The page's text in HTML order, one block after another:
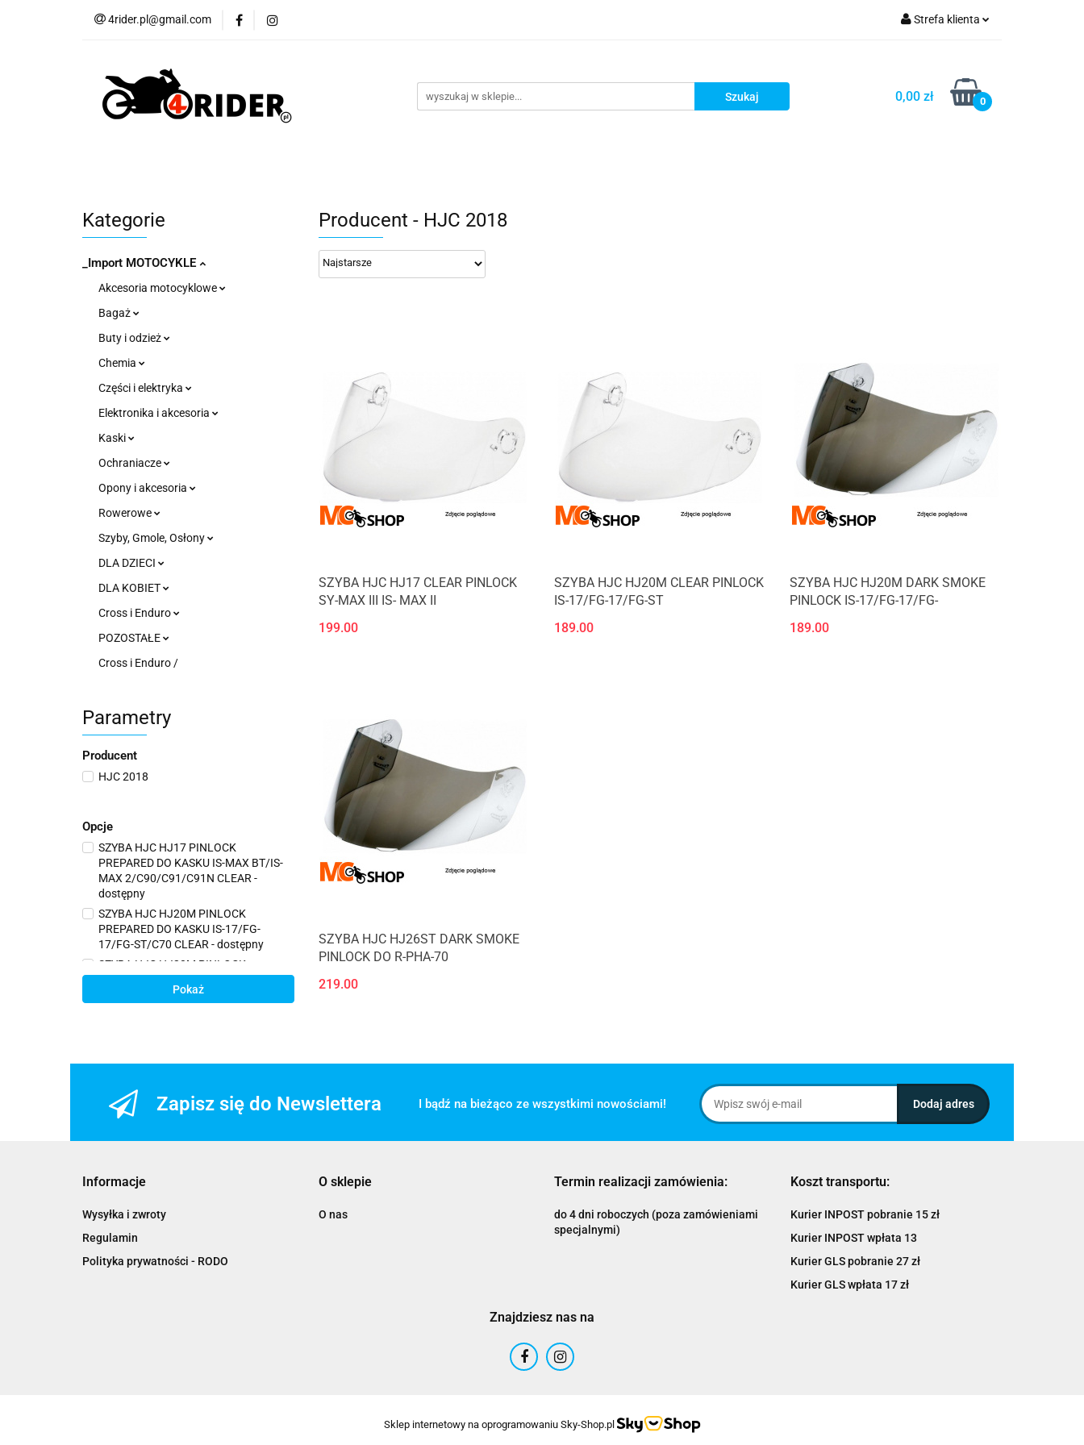
4rider.pl@gmail.com Strefa klienta
Zarejestruj się
Dodaj zgłoszenie
0,00 zł 0
Akcesoria motocyklowe
Dla dzieci Dla kobiet Cross i enduro Rowerowe
Kategorie
_Import MOTOCYKLE
Akcesoria motocyklowe
Bagaż
Buty i odzież
Chemia
Części i elektryka
Elektronika i akcesoria
Kaski
Ochraniacze
Opony i akcesoria
Rowerowe
Szyby, Gmole, Osłony
DLA DZIECI
DLA KOBIET
Cross i Enduro
POZOSTAŁE
Cross i Enduro /
Parametry
Producent
HJC 2018
Opcje
SZYBA HJC HJ17 PINLOCK
PREPARED DO KASKU IS-MAX BT/IS-
MAX 2/C90/C91/C91N CLEAR -
dostępny
SZYBA HJC HJ20M PINLOCK
PREPARED DO KASKU IS-17/FG-
17/FG-ST/C70 CLEAR - dostępny
SZYBA HJC HJ20M PINLOCK
17/FG-ST/C70 DARK SMOKE -
SMOKE - dostępny
Pokaż
Producent - HJC 2018
SZYBA HJC HJ17 CLEAR PINLOCK
SY-MAX III IS- MAX II
199.00
SZYBA HJC HJ20M CLEAR PINLOCK
IS-17/FG-17/FG-ST
189.00
SZYBA HJC HJ20M DARK SMOKE
PINLOCK IS-17/FG-17/FG-
189.00
SZYBA HJC HJ26ST DARK SMOKE
PINLOCK DO R-PHA-70
219.00
Zapisz się do Newslettera I bądź na bieżąco ze wszystkimi nowościami!
Informacje
Wysyłka i zwroty
Regulamin
Polityka prywatności - RODO
O sklepie
O nas
Termin realizacji zamówienia:
do 4 dni roboczych (poza zamówieniami
specjalnymi)
Koszt transportu:
Kurier INPOST pobranie 15 zł
Kurier INPOST wpłata 13
Kurier GLS pobranie 27 zł
Kurier GLS wpłata 17 zł
Znajdziesz nas na
Sklep internetowy na oprogramowaniu Sky-Shop.pl